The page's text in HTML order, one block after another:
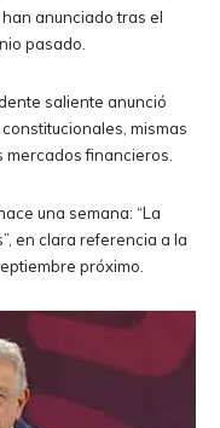
anunciado tras el
pasado.
saliente anunció
mismas
mercados financieros.
una semana: “La
en clara referencia a la
próximo.